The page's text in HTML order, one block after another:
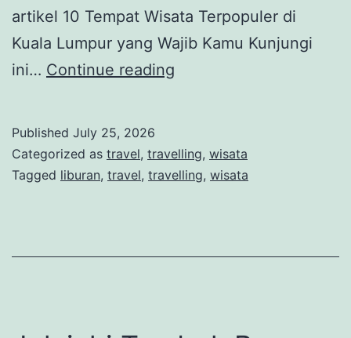
artikel 10 Tempat Wisata Terpopuler di
Kuala Lumpur yang Wajib Kamu Kunjungi
ini… Continue reading
Terpopuler
di
yang
Published July 25, 2026
Categorized as travel, travelling, wisata
Tagged liburan, travel, travelling, wisata